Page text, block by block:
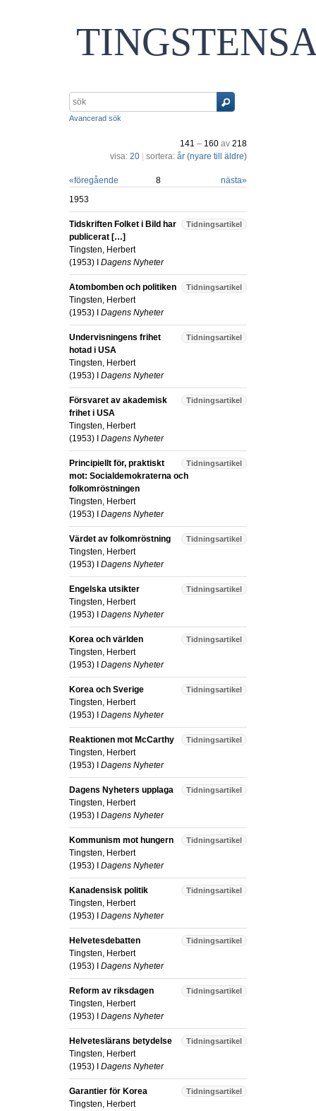
Avancerad sök
141 – 160 av 218
visa: 20 sortera: år (nyare till äldre)
«föregående 8 nästa»
1953
Tidningsartikel
Tidskriften Folket i Bild har
publicerat […]
Tingsten, Herbert
(1953) I Dagens Nyheter
Tidningsartikel
Atombomben och politiken
Tingsten, Herbert
(1953) I Dagens Nyheter
Tidningsartikel
Undervisningens frihet
hotad i USA
Tingsten, Herbert
(1953) I Dagens Nyheter
Tidningsartikel
Försvaret av akademisk
frihet i USA
Tingsten, Herbert
(1953) I Dagens Nyheter
Tidningsartikel
Principiellt för, praktiskt
mot: Socialdemokraterna och
folkomröstningen
Tingsten, Herbert
(1953) I Dagens Nyheter
Tidningsartikel
Värdet av folkomröstning
Tingsten, Herbert
(1953) I Dagens Nyheter
Tidningsartikel
Engelska utsikter
Tingsten, Herbert
(1953) I Dagens Nyheter
Tidningsartikel
Korea och världen
Tingsten, Herbert
(1953) I Dagens Nyheter
Tidningsartikel
Korea och Sverige
Tingsten, Herbert
(1953) I Dagens Nyheter
Tidningsartikel
Reaktionen mot McCarthy
Tingsten, Herbert
(1953) I Dagens Nyheter
Tidningsartikel
Dagens Nyheters upplaga
Tingsten, Herbert
(1953) I Dagens Nyheter
Tidningsartikel
Kommunism mot hungern
Tingsten, Herbert
(1953) I Dagens Nyheter
Tidningsartikel
Kanadensisk politik
Tingsten, Herbert
(1953) I Dagens Nyheter
Tidningsartikel
Helvetesdebatten
Tingsten, Herbert
(1953) I Dagens Nyheter
Tidningsartikel
Reform av riksdagen
Tingsten, Herbert
(1953) I Dagens Nyheter
Tidningsartikel
Helveteslärans betydelse
Tingsten, Herbert
(1953) I Dagens Nyheter
Tidningsartikel
Garantier för Korea
Tingsten, Herbert